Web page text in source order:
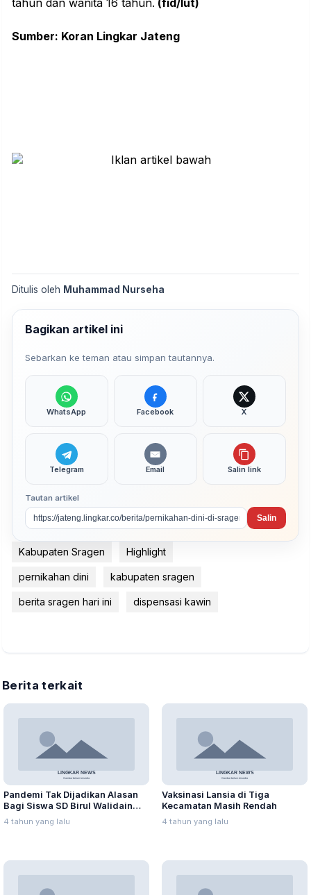
Sumber: Koran Lingkar Jateng
Ditulis oleh Muhammad Nurseha
Bagikan artikel ini
Sebarkan ke teman atau simpan tautannya.
WhatsApp Facebook X
Telegram Email Salin link
Tautan artikel
Salin
Kabupaten Sragen Highlight
pernikahan dini kabupaten sragen
berita sragen hari ini dispensasi kawin
Berita terkait
Pandemi Tak Dijadikan Alasan
Bagi Siswa SD Birul Walidain
Torehkan Prestasi
4 tahun yang lalu
Vaksinasi Lansia di Tiga
Kecamatan Masih Rendah
4 tahun yang lalu